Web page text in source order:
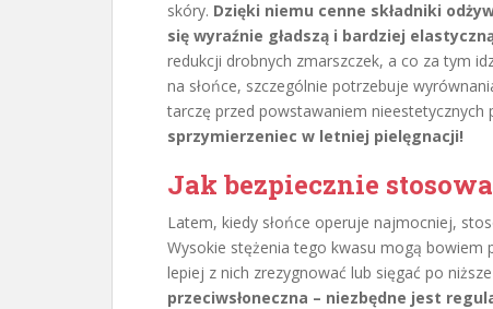
skóry. Dzięki niemu cenne składniki
się wyraźnie gładszą i bardziej
redukcji drobnych zmarszczek, a co za tym
na słońce, szczególnie potrzebuje
tarczę przed powstawaniem nieestetycznych
sprzymierzeniec w letniej pielęgnacji!
Jak bezpiecznie
Latem, kiedy słońce operuje najmocniej,
Wysokie stężenia tego kwasu mogą
lepiej z nich zrezygnować lub sięgać po
przeciwsłoneczna – niezbędne jest